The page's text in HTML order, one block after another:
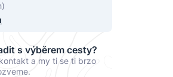
s výběrem cesty?
a my ti se ti brzo